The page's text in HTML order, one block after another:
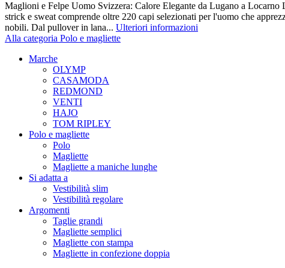
Maglioni e Felpe Uomo Svizzera: Calore Elegante da Lugano a Locarno
strick e sweat comprende oltre 220 capi selezionati per l'uomo che
nobili. Dal pullover in lana... Ulteriori informazioni
Alla categoria Polo e magliette
Marche
OLYMP
CASAMODA
REDMOND
VENTI
HAJO
TOM RIPLEY
Polo e magliette
Polo
Magliette
Magliette a maniche lunghe
Si adatta a
Vestibilità slim
Vestibilità regolare
Argomenti
Taglie grandi
Magliette semplici
Magliette con stampa
Magliette in confezione doppia